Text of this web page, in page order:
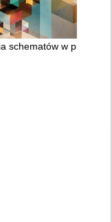
się z tymi, którzy nie
schematów w
antyspołecznych